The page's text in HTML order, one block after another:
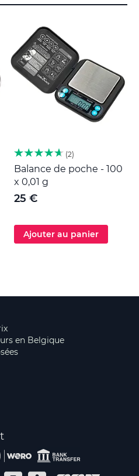
2
Balance de poche - 100
x 0,01 g
25 €
Ajouter au panier
en Belgique